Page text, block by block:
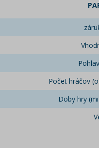
Počet hráčov
Doby hry